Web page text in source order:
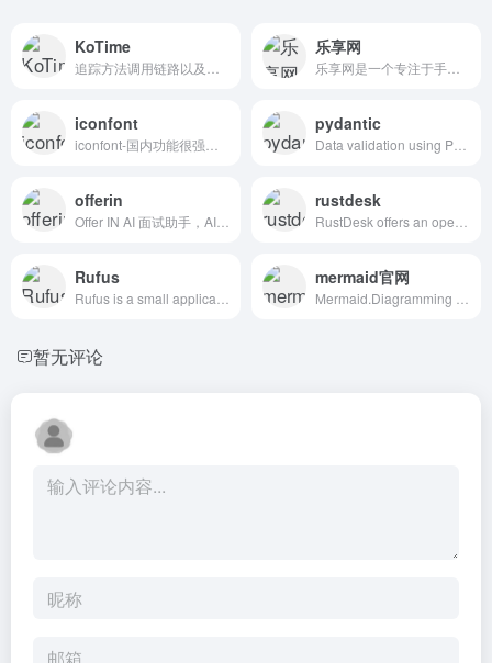
KoTime 乐享网
iconfont pydantic
offerin rustdesk
Rufus mermaid官网
暂无评论